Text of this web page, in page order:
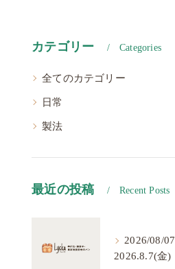
カテゴリー Categories
全てのカテゴリー
日常
製法
最近の投稿 Recent Posts
2026/08/07
2026.8.7(金)